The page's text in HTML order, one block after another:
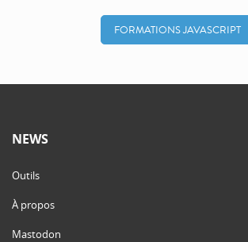
FORMATIONS JAVASCRIPT
NEWS
Outils
À propos
Mastodon